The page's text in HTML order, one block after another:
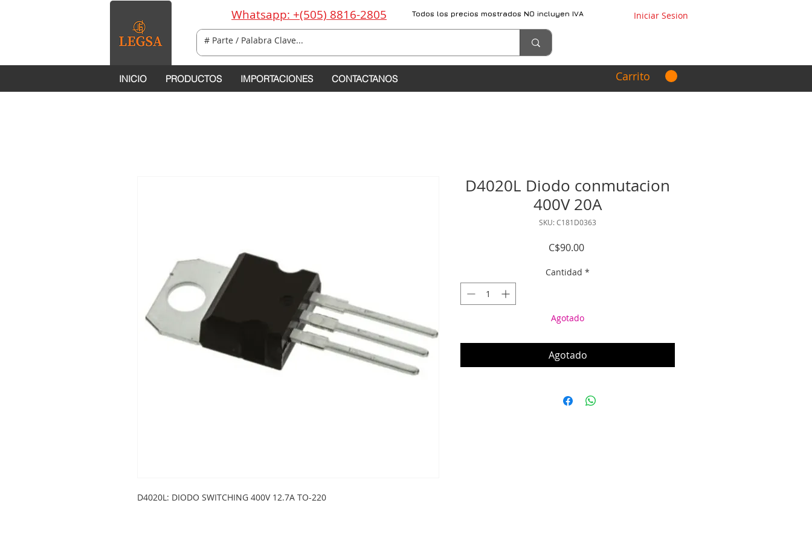
Whatsapp: +(505) 8816-2805 Todos los precios mostrados NO incluyen IVA Iniciar Sesion
INICIO PRODUCTOS IMPORTACIONES CONTACTANOS Carrito
D4020L: DIODO SWITCHING 400V 12.7A TO-220
D4020L Diodo conmutacion
400V 20A
SKU: C181D0363
C$90.00Precio
Cantidad *
Agotado
Agotado